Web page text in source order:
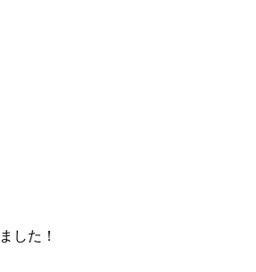
した！